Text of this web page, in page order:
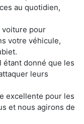
au quotidien,
voiture pour
votre véhicule,
étant donné que les
leurs
excellente pour les
et nous agirons de